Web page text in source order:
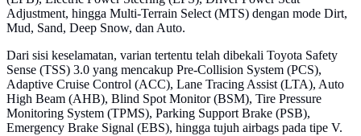
Adjustment, hingga Multi-Terrain Select (MTS) dengan mode Dirt,
Mud, Sand, Deep Snow, dan Auto.
Dari sisi keselamatan, varian tertentu telah dibekali Toyota Safety
Sense (TSS) 3.0 yang mencakup Pre-Collision System (PCS),
Adaptive Cruise Control (ACC), Lane Tracing Assist (LTA), Auto
High Beam (AHB), Blind Spot Monitor (BSM), Tire Pressure
Monitoring System (TPMS), Parking Support Brake (PSB),
Emergency Brake Signal (EBS), hingga tujuh airbags pada tipe V.